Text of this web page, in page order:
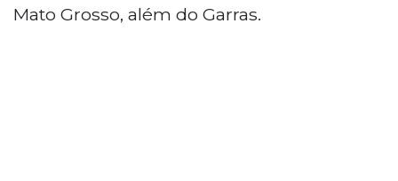
Mato Grosso, além do Garras.